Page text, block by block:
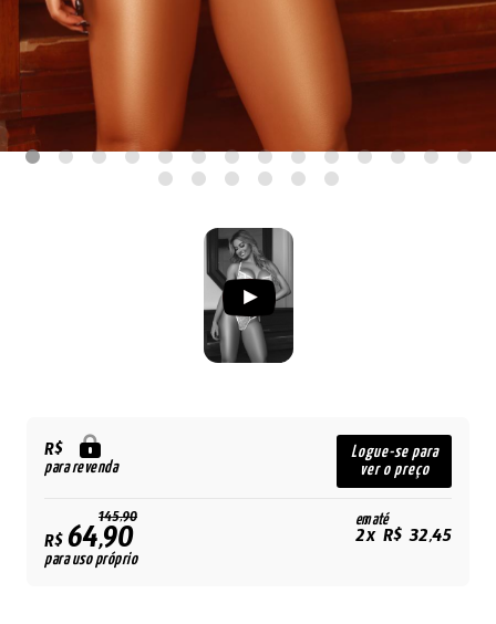
R$
para revenda
Logue-se para
ver o preço
145,90
R$64,90
para uso próprio
em até
2x R$ 32,45